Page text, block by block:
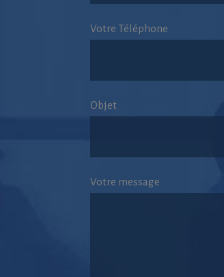
Votre Téléphone
Objet
Votre message